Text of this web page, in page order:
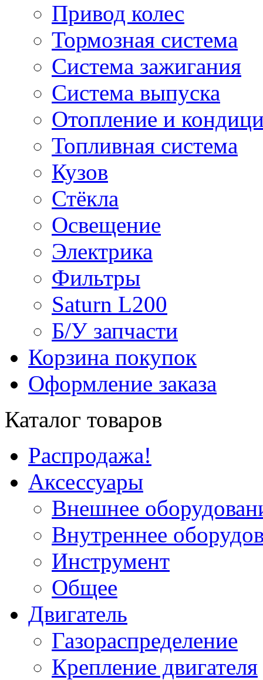
Привод колес
Тормозная система
Система зажигания
Система выпуска
Отопление и
Топливная система
Кузов
Стёкла
Освещение
Электрика
Фильтры
Saturn L200
Б/У запчасти
Корзина покупок
Оформление заказа
Каталог товаров
Распродажа!
Аксессуары
Внешнее
Внутреннее
Инструмент
Общее
Двигатель
Газораспределение
Крепление двигателя